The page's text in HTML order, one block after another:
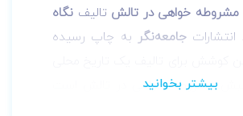
خواهی در تالش تالیف نگاه
جامعه‌نگر به چاپ رسیده
مشروطه خواهی در تالش است